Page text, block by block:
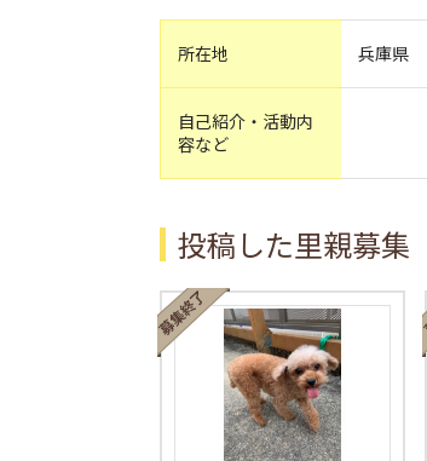
所在地 兵庫県
自己紹介・活動内
容など
投稿した里親募集